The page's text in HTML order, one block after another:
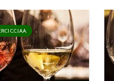
C.C.I.A.A.